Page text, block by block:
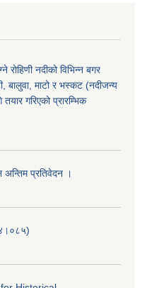
रोहिणी नदीको विभिन्न बगर
बालुवा, माटो र भस्कट (नदीजन्य
गरिएको प्रारम्भिक
अन्तिम प्रतिवेदन ।